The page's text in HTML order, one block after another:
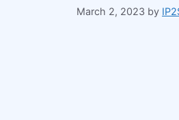
March 2, 2023 by